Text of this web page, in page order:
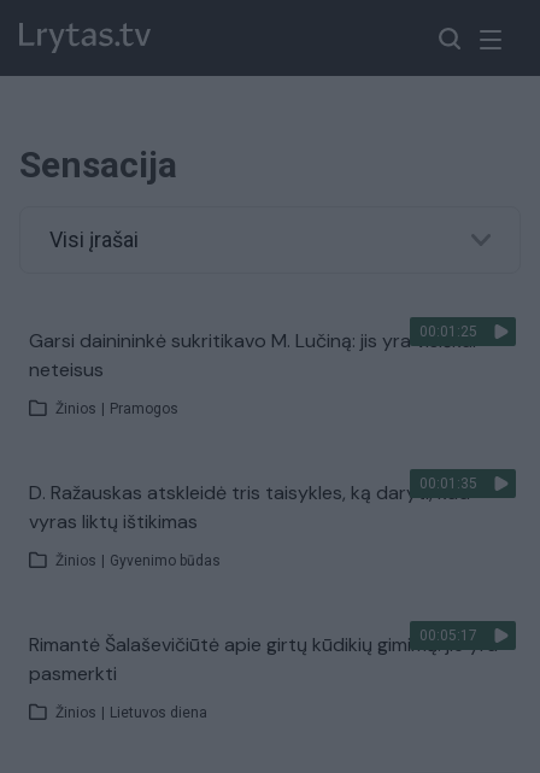
Sensacija
Visi įrašai
00:01:25
Garsi dainininkė sukritikavo M. Lučiną: jis yra visiškai
neteisus
Žinios Pramogos
00:01:35
D. Ražauskas atskleidė tris taisykles, ką daryti, kad
vyras liktų ištikimas
Žinios Gyvenimo būdas
00:05:17
Rimantė Šalaševičiūtė apie girtų kūdikių gimimą: jie yra
pasmerkti
Žinios Lietuvos diena